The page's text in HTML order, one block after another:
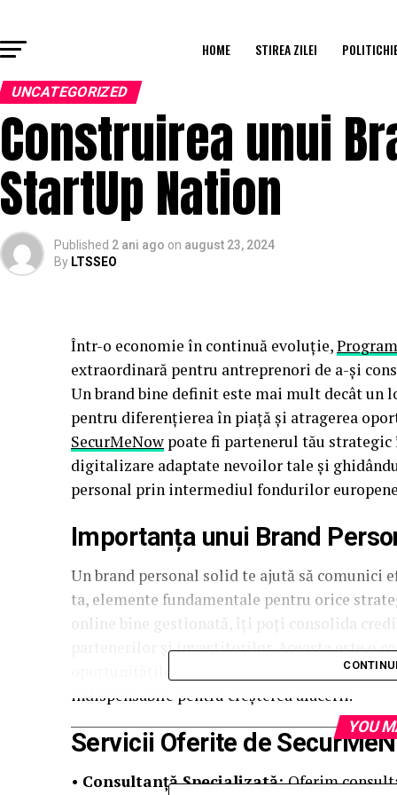
HOME STIREA ZILEI
UNCATEGORIZED
Construirea unui
StartUp Nation
Published 2 ani ago on august 23, 2024
By LTSSEO
Într-o economie în continuă evoluție,
extraordinară pentru antreprenori de a-și
Un brand bine definit este mai mult decât un
pentru diferențierea în piață și atragerea
SecurMeNow poate fi partenerul tău
digitalizare adaptate nevoilor tale și
personal prin intermediul fondurilor
Importanța unui Brand
Un brand personal solid te ajută să comunici
ta, elemente fundamentale pentru orice
online bine gestionată, îți poți consolida
partenerilor și investitorilor. Aceasta este o
oportunităților de afaceri și pentru
indispensabile pentru creșterea afacerii.
Servicii Oferite de
• Consultanță Specializată:Oferim
YOU